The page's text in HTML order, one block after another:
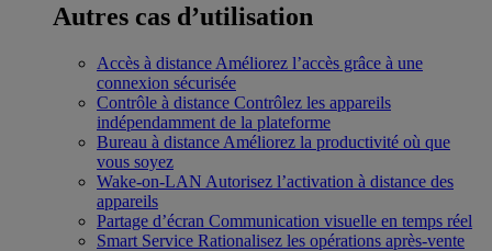
Autres cas d’utilisation
Accès à distance Améliorez l’accès grâce à une
connexion sécurisée
Contrôle à distance Contrôlez les appareils
indépendamment de la plateforme
Bureau à distance Améliorez la productivité où que
vous soyez
Wake-on-LAN Autorisez l’activation à distance des
appareils
Partage d’écran Communication visuelle en temps réel
Smart Service Rationalisez les opérations après-vente